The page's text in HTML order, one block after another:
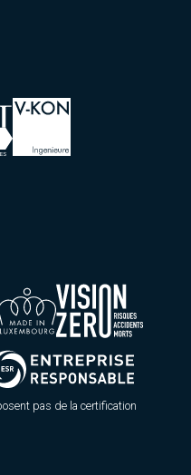
pas de la certification